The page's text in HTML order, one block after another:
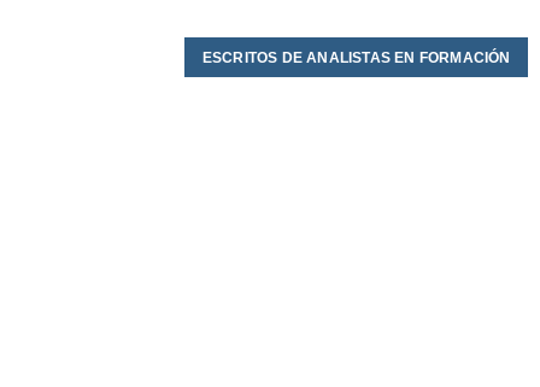
ESCRITOS DE ANALISTAS EN FORMACIÓN